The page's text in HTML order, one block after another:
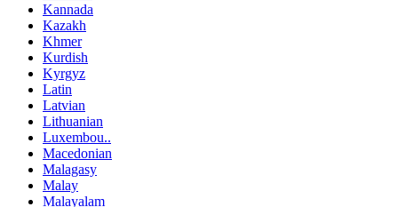
Kannada
Kazakh
Khmer
Kurdish
Kyrgyz
Latin
Latvian
Lithuanian
Luxembou..
Macedonian
Malagasy
Malay
Malayalam